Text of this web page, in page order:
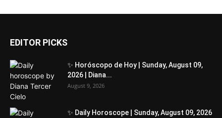
EDITOR PICKS
✨ Horóscopo de Hoy | Sunday, August 09,
2026 | Diana...
August 9, 2026
✨ Daily Horoscope | Sunday, August 09, 2026